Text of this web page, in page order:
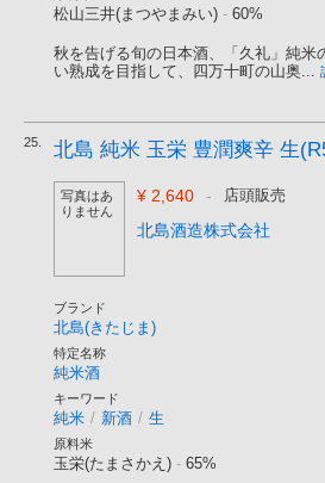
松山三井(まつやまみい) - 60%
秋を告げる旬の日本酒、「久礼」純米
い熟成を目指して、四万十町の山奥...
25. 北島 純米 玉栄 豊潤爽辛 生
写真はあ
りません
¥ 2,640 - 店頭販売
北島酒造株式会社
ブランド
北島(きたじま)
特定名称
純米酒
キーワード
純米 / 新酒 / 生
原料米
玉栄(たまさかえ) - 65%